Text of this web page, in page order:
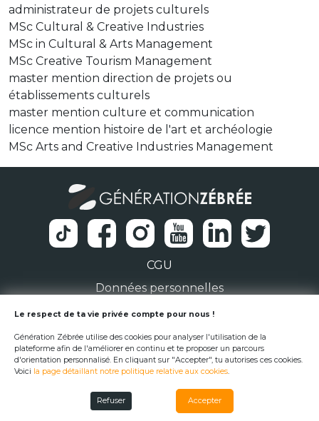
administrateur de projets culturels
MSc Cultural & Creative Industries
MSc in Cultural & Arts Management
MSc Creative Tourism Management
master mention direction de projets ou
établissements culturels
master mention culture et communication
licence mention histoire de l'art et archéologie
MSc Arts and Creative Industries Management
CGU
Données personnelles
1 Rue de la Noë 44300 Nantes
team@generationzebree.fr
© Génération Zébrée 2026
Le respect de ta vie privée compte pour nous !
Génération Zébrée utilise des cookies pour analyser l'utilisation de la
plateforme afin de l'améliorer en continu et te proposer un parcours
d'orientation personnalisé. En cliquant sur "Accepter", tu autorises ces cookies.
Voici la page détaillant notre politique relative aux cookies.
Refuser Accepter